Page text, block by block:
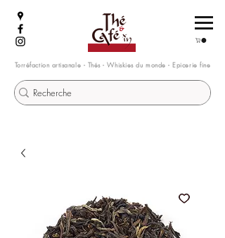
Torréfaction artisanale - Thés - Whiskies du monde - Epicerie fine